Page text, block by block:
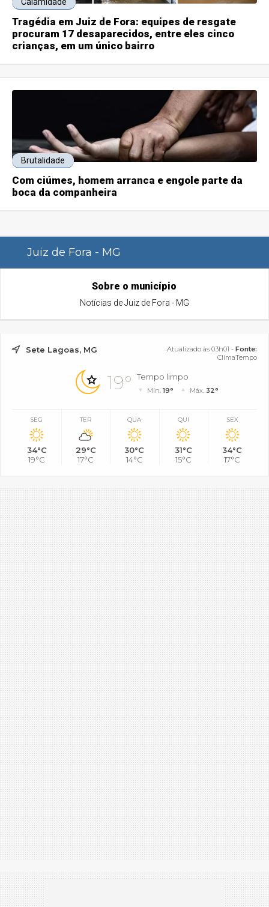
Tragédia em Juiz de Fora: equipes de resgate
procuram 17 desaparecidos, entre eles cinco
crianças, em um único bairro
Brutalidade
Com ciúmes, homem arranca e engole parte da
boca da companheira
Juiz de Fora - MG
Sobre o município
Notícias de Juiz de Fora - MG
Sete Lagoas, MG Atualizado às 03h01 - Fonte:
ClimaTempo
19° Tempo limpo
Mín.19° Máx. 32°
SEG
34°C
19°C
TER
29°C
17°C
QUA
30°C
14°C
QUI
31°C
15°C
SEX
34°C
17°C